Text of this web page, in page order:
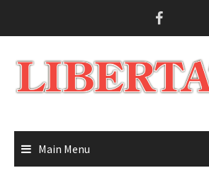
Main Menu